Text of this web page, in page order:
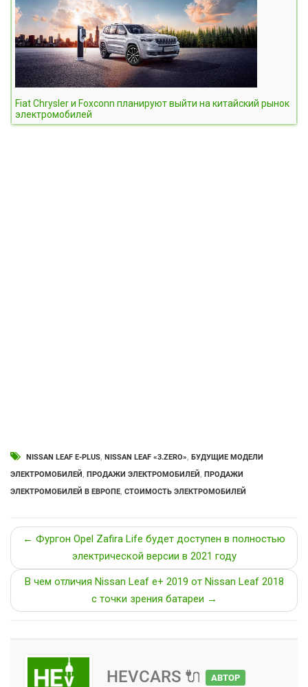
Fiat Chrysler и Foxconn планируют выйти на китайский рынок
электромобилей
NISSAN LEAF E-PLUS, NISSAN LEAF «3.ZERO», БУДУЩИЕ МОДЕЛИ
ЭЛЕКТРОМОБИЛЕЙ, ПРОДАЖИ ЭЛЕКТРОМОБИЛЕЙ, ПРОДАЖИ
ЭЛЕКТРОМОБИЛЕЙ В ЕВРОПЕ, СТОИМОСТЬ ЭЛЕКТРОМОБИЛЕЙ
← Фургон Opel Zafira Life будет доступен в полностью
электрической версии в 2021 году
В чем отличия Nissan Leaf e+ 2019 от Nissan Leaf 2018
с точки зрения батареи →
HEVCARS 🔌 АВТОР